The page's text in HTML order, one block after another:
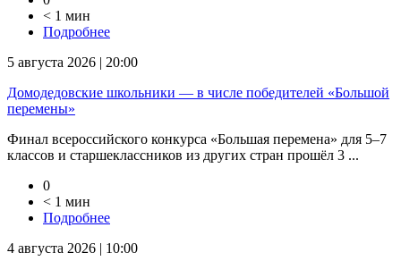
< 1 мин
Подробнее
5 августа 2026 | 20:00
Домодедовские школьники — в числе победителей «Большой
перемены»
Финал всероссийского конкурса «Большая перемена» для 5–7
классов и старшеклассников из других стран прошёл 3 ...
0
< 1 мин
Подробнее
4 августа 2026 | 10:00